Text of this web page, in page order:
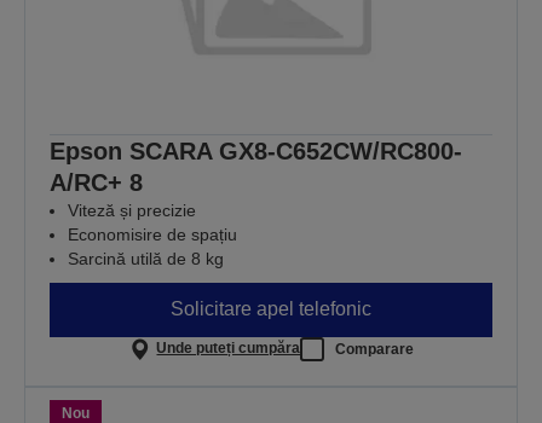
Epson SCARA GX8-C652CW/RC800-
A/RC+ 8
Viteză și precizie
Economisire de spațiu
Sarcină utilă de 8 kg
Solicitare apel telefonic
Unde puteți cumpăra Comparare
Nou